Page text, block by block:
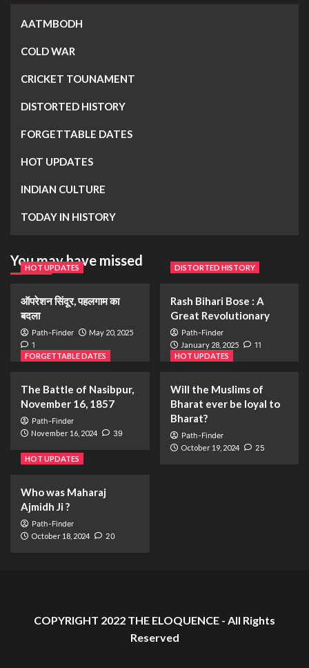
AATMBODH
COLD WAR
CRICKET TOUNAMENT
DISTORTED HISTORY
FORGETTABLE DATES
HOT UPDATES
INDIAN CULTURE
TODAY IN HISTORY
You may have missed
HOT UPDATES
ऑपरेशन सिंदूर, पहलगाम का
बदला
Path-Finder May 20, 2025
1
DISTORTED HISTORY
Rash Bihari Bose : A
Great Revolutionary
Path-Finder
January 28, 2025 11
FORGETTABLE DATES
The Battle of Nasibpur,
November 16, 1857
Path-Finder
November 16, 2024 39
HOT UPDATES
Will the Muslims of
Bharat ever be loyal to
Bharat?
Path-Finder
October 19, 2024 25
HOT UPDATES
Who was Maharaj
Ajmidh Ji ?
Path-Finder
October 18, 2024 20
COPYRIGHT 2022 THE ELOQUENCE - All Rights
Reserved